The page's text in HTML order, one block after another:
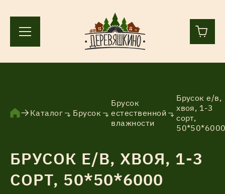
Ленинградская область, Всеволожский р-н, пос.
Каталог
Каталог Брусок
Брусок
естественной
влажности
Брусок е/в,
хвоя, 1-3
сорт,
БРУСОК Е/В, ХВОЯ, 1-3
СОРТ, 50*50*6000